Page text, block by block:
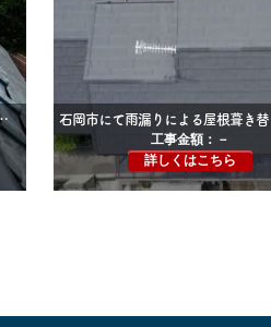
屋根のみ葺き替え工事
工事金額：－
詳しくはこちら